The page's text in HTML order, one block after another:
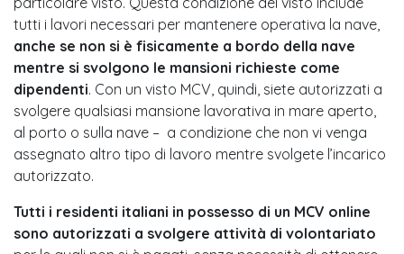
tutti i lavori necessari per mantenere operativa la nave,
anche se non si è fisicamente a bordo della nave
mentre si svolgono le mansioni richieste come
dipendenti. Con un visto MCV, quindi, siete autorizzati a
svolgere qualsiasi mansione lavorativa in mare aperto,
al porto o sulla nave – a condizione che non vi venga
assegnato altro tipo di lavoro mentre svolgete l’incarico
autorizzato.
Tutti i residenti italiani in possesso di un MCV online
sono autorizzati a svolgere attività di volontariato